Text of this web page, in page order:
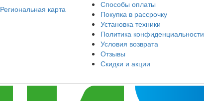
Региональная карта
Способы оплаты
Покупка в рассрочку
Установка техники
Политика конфиденциальности
Условия возврата
Отзывы
Скидки и акции